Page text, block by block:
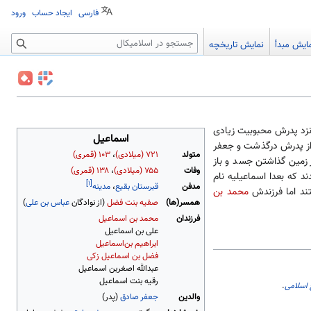
اسماعیل
متولد ۷۲۱ (میلادی) ، ۱۰۳ (قمری)
وفات
۷۵۵ (میلادی) ، ۱۳۸ (قمری)
مدفن
قبرستان بقیع، مدینه[۱]
همسر(ها) صفیه بنت فضل(از نوادگانعباس بن علی)
فرزندان
محمد بن اسماعیل
علی بن اسماعیل
ابراهیم بن‌اسماعیل
فضل بن اسماعیل زکی
عبدالله اصغربن اسماعیل
رقیه بنت اسماعیل
والدین
جعفر صادق(پدر)
پدرش محبوبیت زیادی
از پدرش درگذشت و جعفر
زمین گذاشتن جسد و باز
که بعدا اسماعیلیه نام
اما فرزندشمحمد بن
اسلامی.
فارسی ایجاد حساب ورود
مبدأ نمایش تاریخچه جستجو